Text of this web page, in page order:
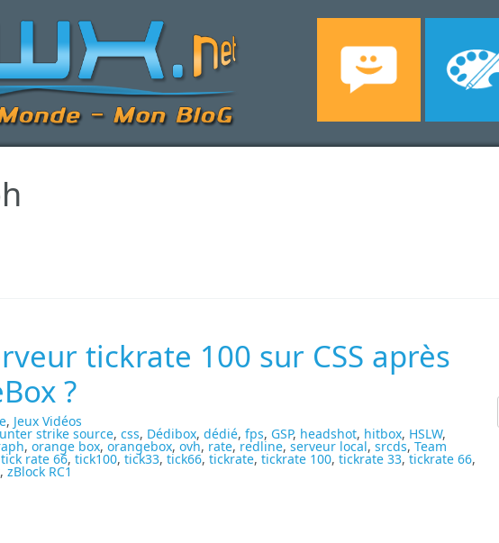
tickrate 100 sur CSS après
?
, Jeux Vidéos
strike source, css, Dédibox, dédié, fps, GSP, headshot, hitbox, HSLW,
, orange box, orangebox, ovh, rate, redline, serveur local, srcds, Team
tick rate 66, tick100, tick33, tick66, tickrate, tickrate 100, tickrate 33, tickrate 66,
, zBlock RC1